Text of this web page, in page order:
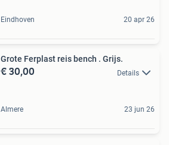
Eindhoven 20 apr 26
Grote Ferplast reis bench . Grijs.
€ 30,00 Details
Almere 23 jun 26